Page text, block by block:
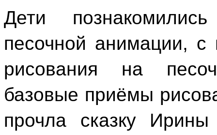
Дети
песочной анимации,
рисования на
базовые приёмы
прочла сказку